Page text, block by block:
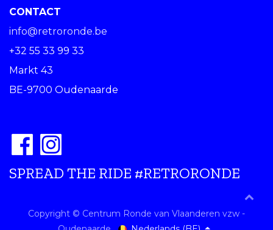
CONTACT
info@retroronde.be
+32 55 33 99 33
Markt 43
BE-9700 Oudenaarde
SPREAD THE RIDE #RETRORONDE
Copyright © Centrum Ronde van Vlaanderen vzw -